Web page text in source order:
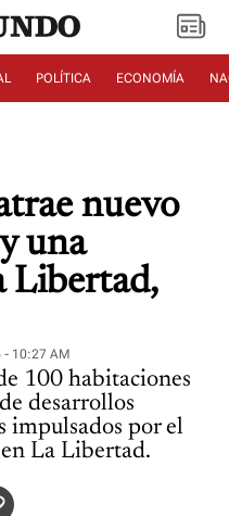
POLÍTICA ECONOMÍA
nuevo
una
Libertad,
- 10:27 AM
100 habitaciones
desarrollos
impulsados por el
La Libertad.